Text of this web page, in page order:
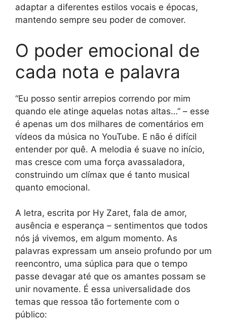
adaptar a diferentes estilos vocais e épocas,
mantendo sempre seu poder de comover.
O poder emocional de
cada nota e palavra
“Eu posso sentir arrepios correndo por mim
quando ele atinge aquelas notas altas…” – esse
é apenas um dos milhares de comentários em
vídeos da música no YouTube. E não é difícil
entender por quê. A melodia é suave no início,
mas cresce com uma força avassaladora,
construindo um clímax que é tanto musical
quanto emocional.
A letra, escrita por Hy Zaret, fala de amor,
ausência e esperança – sentimentos que todos
nós já vivemos, em algum momento. As
palavras expressam um anseio profundo por um
reencontro, uma súplica para que o tempo
passe devagar até que os amantes possam se
unir novamente. É essa universalidade dos
temas que ressoa tão fortemente com o
público: